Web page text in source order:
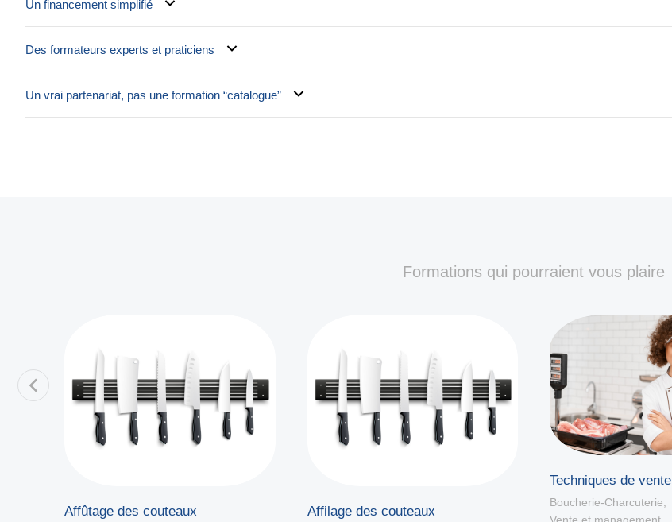
Un financement simplifié
Des formateurs experts et praticiens
Un vrai partenariat, pas une formation “catalogue”
Formations qui pourraient vous plaire
Affûtage des couteaux Affilage des couteaux
Techniques de vente
Boucherie-Charcuterie